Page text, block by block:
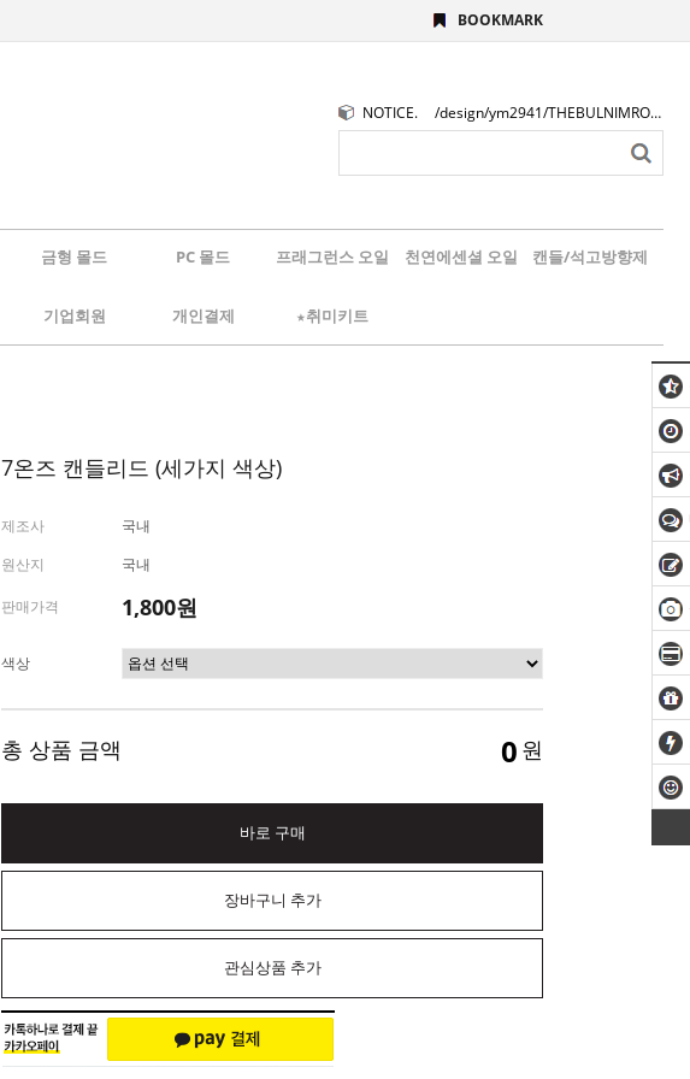
BOOKMARK
NOTICE. /design/ym2941/THEBULNIMROGO.png
금형 몰드 PC 몰드 프래그런스 오일 천연에센셜 오일 캔들/석고방향제
기업회원 개인결제 ★취미키트
7온즈 캔들리드 (세가지 색상)
제조사
국내
원산지
국내
판매가격 1,800원
색상
총 상품 금액 0 원
바로 구매
장바구니 추가
관심상품 추가